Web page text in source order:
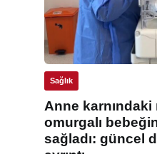
Sağlık
Anne karnındaki
omurgalı
sağladı: güncel